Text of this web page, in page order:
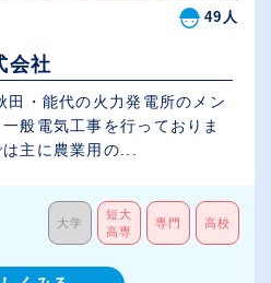
49人
会社
田・能代の火力発電所のメン
般電気工事を行っておりま
主に農業用の...
大学
短大
高専
専門 高校